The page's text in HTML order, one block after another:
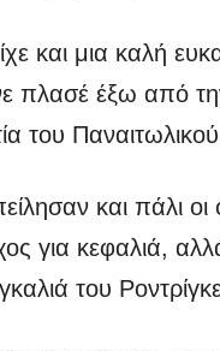
και μια καλή
πλασέ έξω από
του
και πάλι
για κεφαλιά,
του